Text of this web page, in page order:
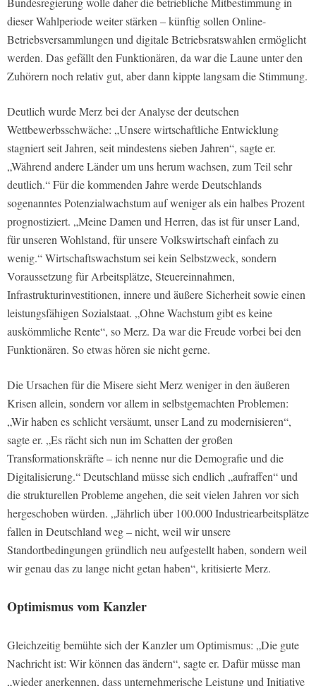
dieser Wahlperiode weiter stärken – künftig sollen Online-
Betriebsversammlungen und digitale Betriebsratswahlen ermöglicht
werden. Das gefällt den Funktionären, da war die Laune unter den
Zuhörern noch relativ gut, aber dann kippte langsam die Stimmung.
Deutlich wurde Merz bei der Analyse der deutschen
Wettbewerbsschwäche: „Unsere wirtschaftliche Entwicklung
stagniert seit Jahren, seit mindestens sieben Jahren“, sagte er.
„Während andere Länder um uns herum wachsen, zum Teil sehr
deutlich.“ Für die kommenden Jahre werde Deutschlands
sogenanntes Potenzialwachstum auf weniger als ein halbes Prozent
prognostiziert. „Meine Damen und Herren, das ist für unser Land,
für unseren Wohlstand, für unsere Volkswirtschaft einfach zu
wenig.“ Wirtschaftswachstum sei kein Selbstzweck, sondern
Voraussetzung für Arbeitsplätze, Steuereinnahmen,
Infrastrukturinvestitionen, innere und äußere Sicherheit sowie einen
leistungsfähigen Sozialstaat. „Ohne Wachstum gibt es keine
auskömmliche Rente“, so Merz. Da war die Freude vorbei bei den
Funktionären. So etwas hören sie nicht gerne.
Die Ursachen für die Misere sieht Merz weniger in den äußeren
Krisen allein, sondern vor allem in selbstgemachten Problemen:
„Wir haben es schlicht versäumt, unser Land zu modernisieren“,
sagte er. „Es rächt sich nun im Schatten der großen
Transformationskräfte – ich nenne nur die Demografie und die
Digitalisierung.“ Deutschland müsse sich endlich „aufraffen“ und
die strukturellen Probleme angehen, die seit vielen Jahren vor sich
hergeschoben würden. „Jährlich über 100.000 Industriearbeitsplätze
fallen in Deutschland weg – nicht, weil wir unsere
Standortbedingungen gründlich neu aufgestellt haben, sondern weil
wir genau das zu lange nicht getan haben“, kritisierte Merz.
Optimismus vom Kanzler
Gleichzeitig bemühte sich der Kanzler um Optimismus: „Die gute
Nachricht ist: Wir können das ändern“, sagte er. Dafür müsse man
„wieder anerkennen, dass unternehmerische Leistung und Initiative